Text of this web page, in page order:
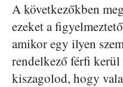
A következőkben
ezeket a
amikor egy ilyen
rendelkező férfi kerül
kiszagolod, hogy